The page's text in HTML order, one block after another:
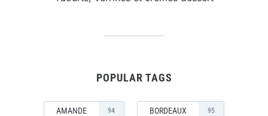
POPULAR TAGS
AMANDE 94 BORDEAUX 95